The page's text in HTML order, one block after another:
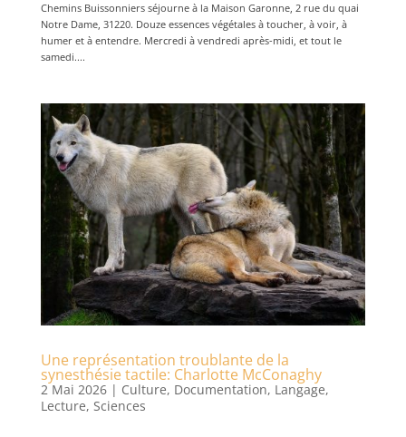
Chemins Buissonniers séjourne à la Maison Garonne, 2 rue du quai
Notre Dame, 31220. Douze essences végétales à toucher, à voir, à
humer et à entendre. Mercredi à vendredi après-midi, et tout le
samedi....
Une représentation troublante de la
synesthésie tactile: Charlotte McConaghy
2 Mai 2026| Culture, Documentation, Langage,
Lecture, Sciences